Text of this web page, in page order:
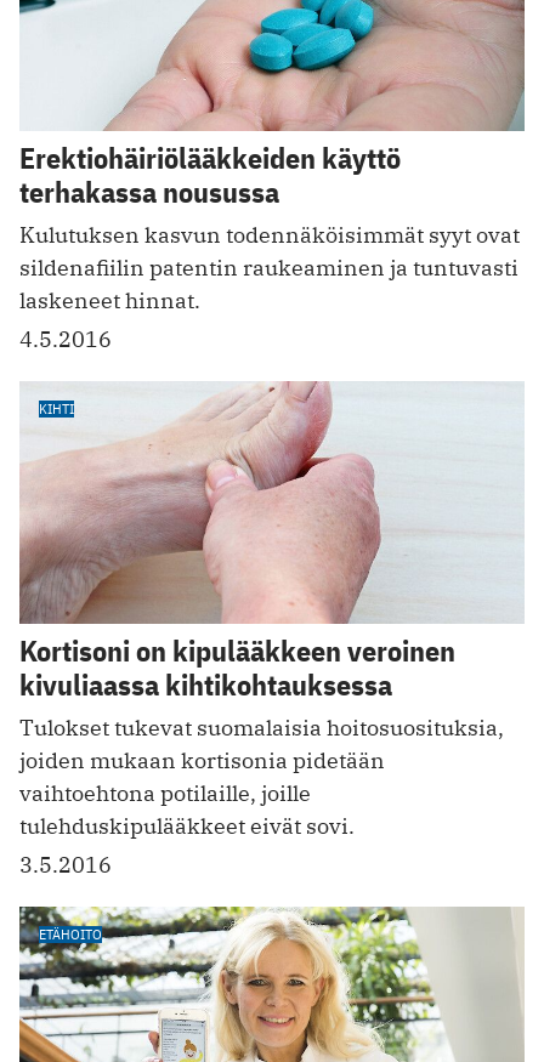
Erektiohäiriölääkkeiden käyttö
terhakassa nousussa
Kulutuksen kasvun todennäköisimmät syyt ovat
sildenafiilin patentin raukeaminen ja tuntuvasti
laskeneet hinnat.
4.5.2016
KIHTI
Kortisoni on kipulääkkeen veroinen
kivuliaassa kihtikohtauksessa
Tulokset tukevat suomalaisia hoitosuosituksia,
joiden mukaan kortisonia pidetään
vaihtoehtona potilaille, joille
tulehduskipulääkkeet eivät sovi.
3.5.2016
ETÄHOITO